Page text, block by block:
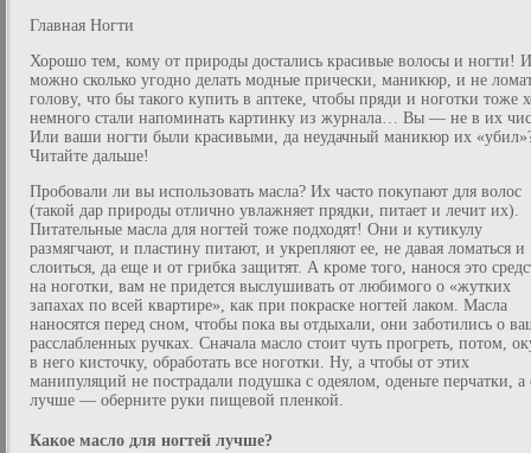
Главная Ногти
Хорошо тем, кому от природы достались красивые волосы и ногти!
можно сколько угодно делать модные прически, маникюр, и не
голову, что бы такого купить в аптеке, чтобы пряди и ноготки тоже
немного стали напоминать картинку из журнала… Вы — не в их
Или ваши ногти были красивыми, да неудачный маникюр их
Читайте дальше!
Пробовали ли вы использовать масла? Их часто покупают для волос
(такой дар природы отлично увлажняет прядки, питает и лечит их).
Питательные масла для ногтей тоже подходят! Они и кутикулу
размягчают, и пластину питают, и укрепляют ее, не давая ломаться и
слоиться, да еще и от грибка защитят. А кроме того, нанося это
на ноготки, вам не придется выслушивать от любимого о «жутких
запахах по всей квартире», как при покраске ногтей лаком. Масла
наносятся перед сном, чтобы пока вы отдыхали, они заботились о
расслабленных ручках. Сначала масло стоит чуть прогреть, потом,
в него кисточку, обработать все ноготки. Ну, а чтобы от этих
манипуляций не пострадали подушка с одеялом, оденьте перчатки, а
лучше — оберните руки пищевой пленкой.
Какое масло для ногтей лучше?